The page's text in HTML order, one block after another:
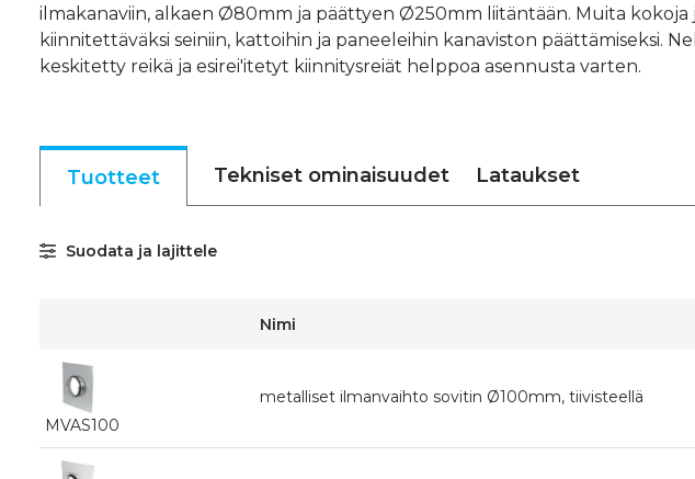
ilmakanaviin, alkaen Ø80mm ja päättyen Ø250mm liitäntään. Muita
kiinnitettäväksi seiniin, kattoihin ja paneeleihin kanaviston päättämiseksi.
keskitetty reikä ja esirei'itetyt kiinnitysreiät helppoa asennusta varten.
Tuotteet Tekniset ominaisuudet Lataukset
Suodata ja lajittele
Nimi
MVAS100
metalliset ilmanvaihto sovitin Ø100mm, tiivisteellä